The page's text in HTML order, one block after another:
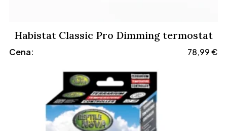
Habistat Classic Pro Dimming termostat
Cena: 78,99€